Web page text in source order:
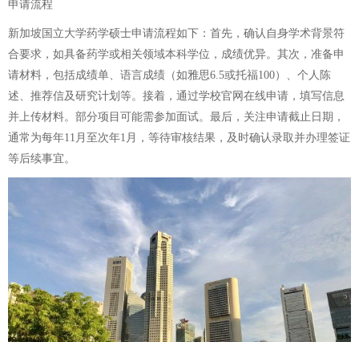
申请流程
新加坡国立大学药学硕士申请流程如下：首先，确认自身学术背景符
合要求，如具备药学或相关领域本科学位，成绩优异。其次，准备申
请材料，包括成绩单、语言成绩（如雅思6.5或托福100）、个人陈
述、推荐信及研究计划等。接着，通过学校官网在线申请，填写信息
并上传材料。部分项目可能需参加面试。最后，关注申请截止日期，
通常为每年11月至次年1月，等待审核结果，及时确认录取并办理签证
等后续事宜。